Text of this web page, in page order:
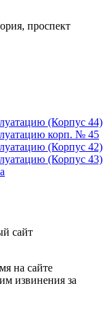
проспект
(Корпус 44)
корп. № 45
(Корпус 42)
(Корпус 43)
сайт
на сайте
извинения за